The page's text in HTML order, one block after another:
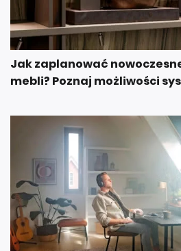
Jak zaplanować
mebli? Poznaj możliwości